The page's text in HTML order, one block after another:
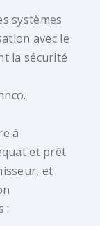
systèmes
avec le
la sécurité
à
et prêt
et
: